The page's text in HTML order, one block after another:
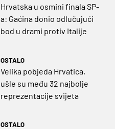
Hrvatska u osmini finala SP-
a: Gaćina donio odlučujući
bod u drami protiv Italije
OSTALO
Velika pobjeda Hrvatica,
ušle su među 32 najbolje
reprezentacije svijeta
OSTALO